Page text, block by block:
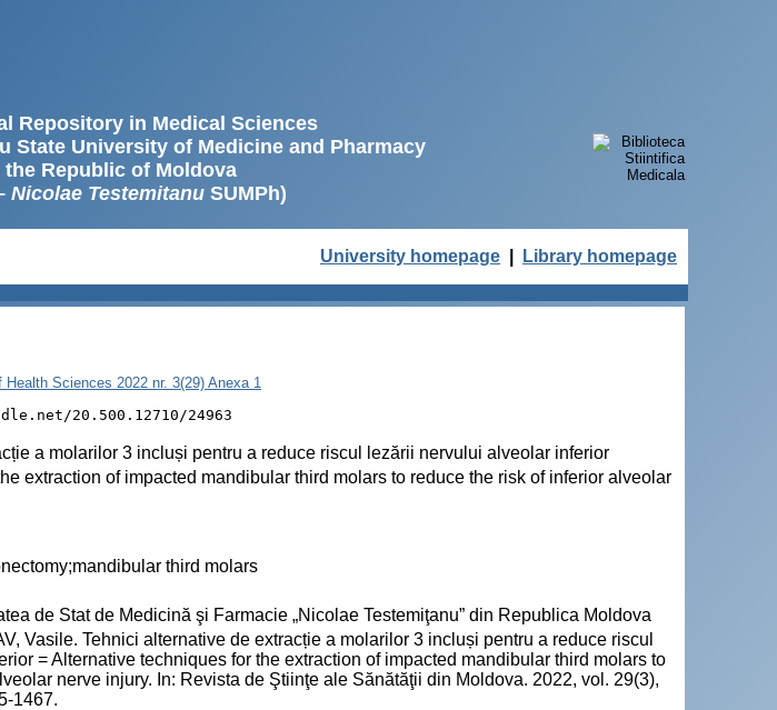
Repository in Medical Sciences
State University of Medicine and Pharmacy
the Republic of Moldova
Nicolae TestemitanuSUMPh)
University homepage Library homepage
Sciences 2022 nr. 3(29) Anexa 1
20.500.12710/24963
a molarilor 3 incluși pentru a reduce riscul lezării nervului alveolar inferior
extraction of impacted mandibular third molars to reduce the risk of inferior alveolar
third molars
de Stat de Medicină şi Farmacie „Nicolae Testemiţanu” din Republica Moldova
Vasile. Tehnici alternative de extracție a molarilor 3 incluși pentru a reduce riscul
= Alternative techniques for the extraction of impacted mandibular third molars to
nerve injury. In: Revista de Ştiinţe ale Sănătăţii din Moldova. 2022, vol. 29(3),
1467.